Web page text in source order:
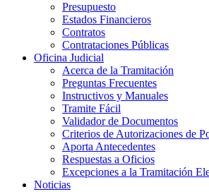
Presupuesto
Estados Financieros
Contratos
Contrataciones Públicas
Oficina Judicial
Acerca de la Tramitación
Preguntas Frecuentes
Instructivos y Manuales
Tramite Fácil
Validador de Documentos
Criterios de Autorizaciones de
Aporta Antecedentes
Respuestas a Oficios
Excepciones a la Tramitación
Noticias